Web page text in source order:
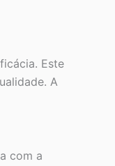
Este
A
com a